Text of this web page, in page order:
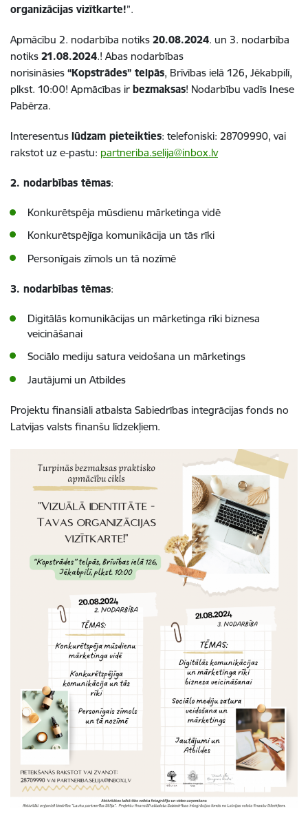
organizācijas vizītkarte!”.
Apmācību 2. nodarbība notiks 20.08.2024. un 3. nodarbība
notiks 21.08.2024.! Abas nodarbības
norisināsies “Kopstrādes” telpās, Brīvības ielā 126, Jēkabpilī,
plkst. 10:00! Apmācības ir bezmaksas! Nodarbību vadīs Inese
Pabērza.
Interesentus lūdzam pieteikties: telefoniski: 28709990, vai
rakstot uz e-pastu: partneriba.selija@inbox.lv
2. nodarbības tēmas:
Konkurētspēja mūsdienu mārketinga vidē
Konkurētspējīga komunikācija un tās rīki
Personīgais zīmols un tā nozīmē
3. nodarbības tēmas:
Digitālās komunikācijas un mārketinga rīki biznesa
veicināšanai
Sociālo mediju satura veidošana un mārketings
Jautājumi un Atbildes
Projektu finansiāli atbalsta Sabiedrības integrācijas fonds no
Latvijas valsts finanšu līdzekļiem.